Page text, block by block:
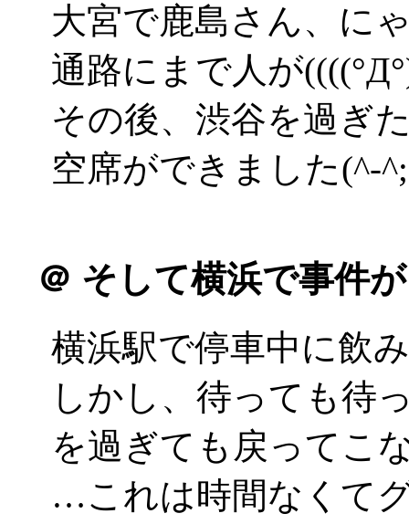
大宮で鹿島さん、に
通路にまで人が
その後、渋谷を過ぎ
空席ができました(^-
＠ そして横浜で事件
横浜駅で停車中に飲
しかし、待っても待
を過ぎても戻ってこ
…これは時間なくて